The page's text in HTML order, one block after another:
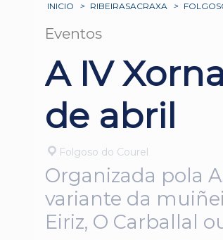
INICIO > RIBEIRASACRAXA >
Eventos
A IV
de abril
Folgoso do Courel
Organizada pola
variante da
Eiriz, O Carballal